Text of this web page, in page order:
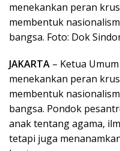
menekankan peran
membentuk
bangsa. Foto: Dok
JAKARTA – Ketua
menekankan peran
membentuk
bangsa. Pondok
anak tentang agama,
tetapi juga